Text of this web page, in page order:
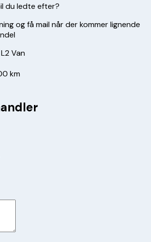
du ledte efter?
og få mail når der kommer lignende
Van
km